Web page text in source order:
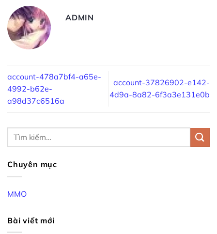
ADMIN
account-478a7bf4-a65e-
4992-b62e-
a98d37c6516a
account-37826902-e142-
4d9a-8a82-6f3a3e131e0b
Chuyên mục
MMO
Bài viết mới